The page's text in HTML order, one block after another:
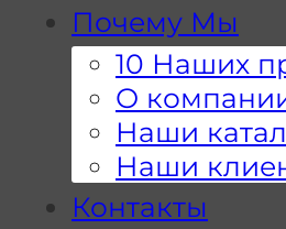
Почему Мы
10 Наших
О
Наши
Наши
Контакты